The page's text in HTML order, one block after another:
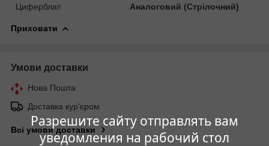
Разрешите сайту отправлять вам
уведомления на рабочий стол
Циферблат
Аналоговий (Стрілочний)
Приховати
Умови доставки
Нова Пошта
Доставка кур'єром
Всі умови доставки